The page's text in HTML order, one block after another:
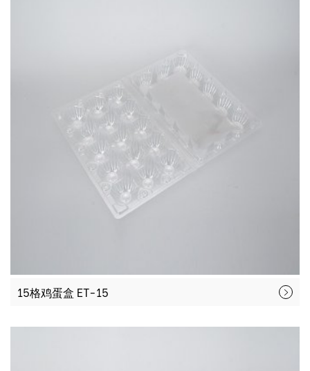
15格鸡蛋盒 ET-15